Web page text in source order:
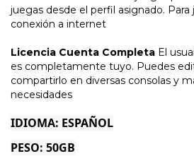
juegas desde el perfil asignado. Para
conexión a internet
Licencia Cuenta Completa El
es completamente tuyo. Puedes
compartirlo en diversas consolas y
necesidades
IDIOMA: ESPAÑOL
PESO: 50GB